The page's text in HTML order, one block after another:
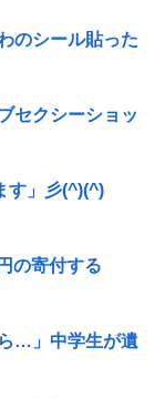
のシール貼った
セクシーショッ
す」彡(^)(^)
の寄付する
…」中学生が遺